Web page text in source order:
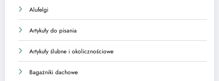
Alufelgi
Artykuły do pisania
Artykuły ślubne i okolicznościowe
Bagażniki dachowe